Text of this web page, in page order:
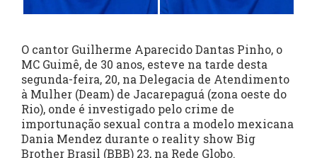
O cantor Guilherme Aparecido Dantas Pinho, o
MC Guimê, de 30 anos, esteve na tarde desta
segunda-feira, 20, na Delegacia de Atendimento
à Mulher (Deam) de Jacarepaguá (zona oeste do
Rio), onde é investigado pelo crime de
importunação sexual contra a modelo mexicana
Dania Mendez durante o reality show Big
Brother Brasil (BBB) 23, na Rede Globo.